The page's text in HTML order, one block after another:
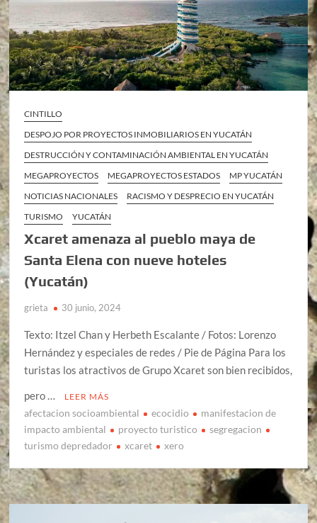
CINTILLO
DESPOJO POR PROYECTOS INMOBILIARIOS EN YUCATÁN
DESTRUCCIÓN Y CONTAMINACIÓN AMBIENTAL EN YUCATÁN
MEGAPROYECTOS
MEGAPROYECTOS ESTADOS
MP YUCATÁN
NOTICIAS NACIONALES
RACISMO Y DESPRECIO EN YUCATÁN
TURISMO
YUCATÁN
Xcaret amenaza al pueblo maya de
Santa Elena con nueve hoteles
(Yucatán)
grieta 30 junio, 2024
Texto: Itzel Chan y Herbeth Escalante / Fotos: Lorenzo
Hernández y especiales de redes / Pie de Página Para los
turistas los atractivos de Grupo Xcaret son bien recibidos,
pero …
LEER MÁS
afectacion socioambiental ecocidio
manifestacion de
impacto ambiental
proyecto turistico
segregacion
turismo depredador
xcaret xero